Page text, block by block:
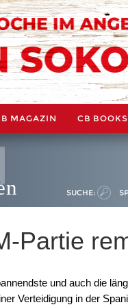
MAGAZIN CB BOOKS
SUCHE:
Partie
und auch die
Verteidigung in der